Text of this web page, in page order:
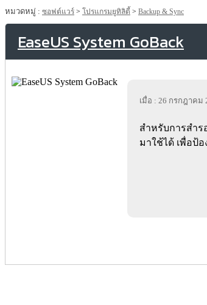
หมวดหมู่ : ซอฟต์แวร์ > โปรแกรมยูทิลิตี้ > Backup & Sync
EaseUS System GoBack
เมื่อ : 26 กรกฎาคม
สำหรับการสำร
มาใช้ได้ เพื่อป้